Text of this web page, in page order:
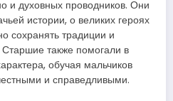
и духовных проводников. Они
истории, о великих героях
сохранять традиции и
также помогали в
обучая мальчиков
и справедливыми.